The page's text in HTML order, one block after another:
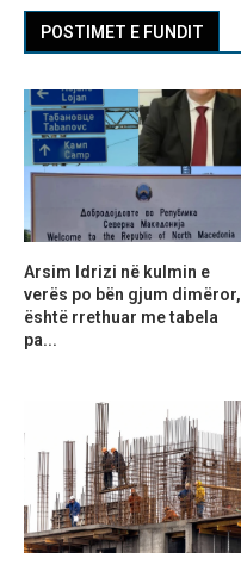
POSTIMET E FUNDIT
Arsim Idrizi në kulmin e
verës po bën gjum dimëror,
është rrethuar me tabela
pa...